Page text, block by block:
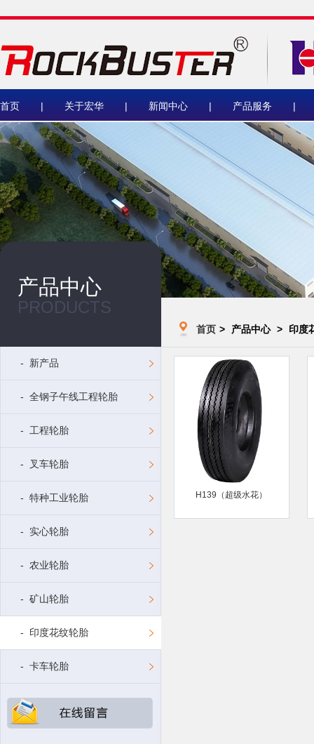
首页 | 关于宏华 | 新闻中心 | 产品服务 |
产品中心
PRODUCTS
- 新产品
- 全钢子午线工程轮胎
- 工程轮胎
- 叉车轮胎
- 特种工业轮胎
- 实心轮胎
- 农业轮胎
- 矿山轮胎
- 印度花纹轮胎
- 卡车轮胎
首页 > 产品中心 > 印度
H139（超级水花）